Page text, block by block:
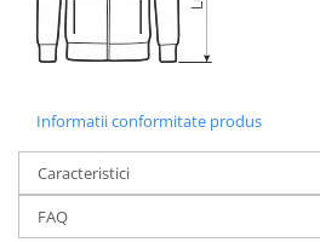
Informatii conformitate produs
Caracteristici
FAQ